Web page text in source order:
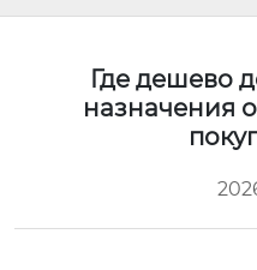
Где дешево
назначения